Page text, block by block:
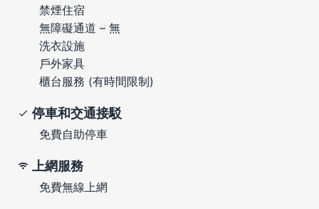
禁煙住宿
無障礙通道 – 無
洗衣設施
戶外家具
櫃台服務 (有時間限制)
停車和交通接駁
免費自助停車
上網服務
免費無線上網